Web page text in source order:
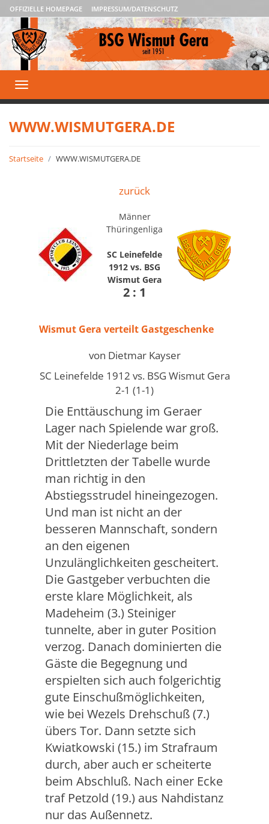
OFFIZIELLE HOMEPAGE IMPRESSUM/DATENSCHUTZ
Toggle
navigation
WWW.WISMUTGERA.DE
Startseite WWW.WISMUTGERA.DE
zurück
Männer
Thüringenliga
SC Leinefelde
1912 vs. BSG
Wismut Gera
2 : 1
Wismut Gera verteilt Gastgeschenke
von Dietmar Kayser
SC Leinefelde 1912 vs. BSG Wismut Gera
2-1 (1-1)
Die Enttäuschung im Geraer
Lager nach Spielende war groß.
Mit der Niederlage beim
Drittletzten der Tabelle wurde
man richtig in den
Abstiegsstrudel hineingezogen.
Und man ist nicht an der
besseren Mannschaft, sondern
an den eigenen
Unzulänglichkeiten gescheitert.
Die Gastgeber verbuchten die
erste klare Möglichkeit, als
Madeheim (3.) Steiniger
tunnelte, aber in guter Position
verzog. Danach dominierten die
Gäste die Begegnung und
erspielten sich auch folgerichtig
gute Einschußmöglichkeiten,
wie bei Wezels Drehschuß (7.)
übers Tor. Dann setzte sich
Kwiatkowski (15.) im Strafraum
durch, aber auch er scheiterte
beim Abschluß. Nach einer Ecke
traf Petzold (19.) aus Nahdistanz
nur das Außennetz.